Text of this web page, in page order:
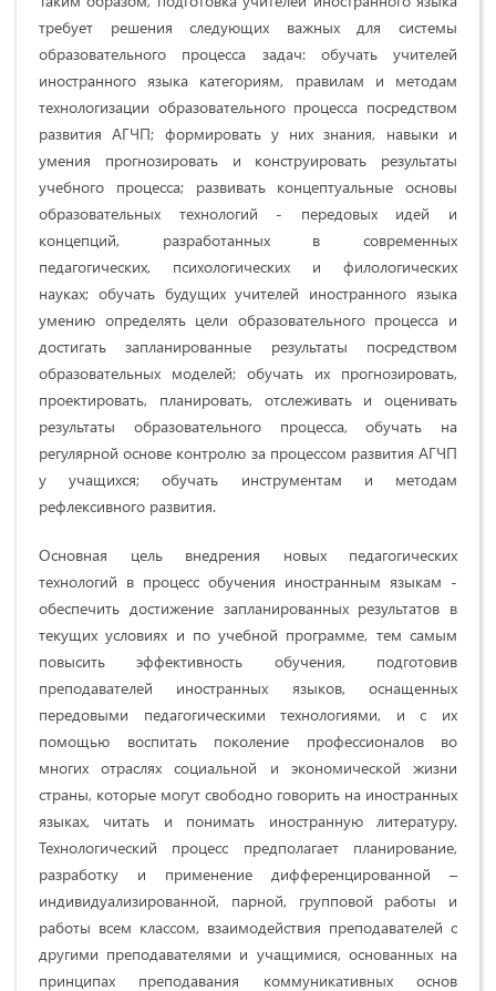
требует решения следующих важных для системы
образовательного процесса задач: обучать учителей
иностранного языка категориям, правилам и методам
технологизации образовательного процесса посредством
развития АГЧП; формировать у них знания, навыки и
умения прогнозировать и конструировать результаты
учебного процесса; развивать концептуальные основы
образовательных технологий - передовых идей и
концепций, разработанных в современных
педагогических, психологических и филологических
науках; обучать будущих учителей иностранного языка
умению определять цели образовательного процесса и
достигать запланированные результаты посредством
образовательных моделей; обучать их прогнозировать,
проектировать, планировать, отслеживать и оценивать
результаты образовательного процесса, обучать на
регулярной основе контролю за процессом развития АГЧП
у учащихся; обучать инструментам и методам
рефлексивного развития.
Основная цель внедрения новых педагогических
технологий в процесс обучения иностранным языкам -
обеспечить достижение запланированных результатов в
текущих условиях и по учебной программе, тем самым
повысить эффективность обучения, подготовив
преподавателей иностранных языков, оснащенных
передовыми педагогическими технологиями, и с их
помощью воспитать поколение профессионалов во
многих отраслях социальной и экономической жизни
страны, которые могут свободно говорить на иностранных
языках, читать и понимать иностранную литературу.
Технологический процесс предполагает планирование,
разработку и применение дифференцированной –
индивидуализированной, парной, групповой работы и
работы всем классом, взаимодействия преподавателей с
другими преподавателями и учащимися, основанных на
принципах преподавания коммуникативных основ